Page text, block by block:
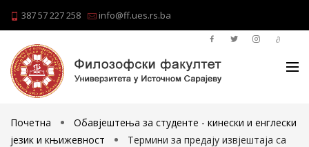
387 57 227 258 info@ff.ues.rs.ba
Почетна
Обавјештења за студенте - кинески и енглески
језик и књижевност
Термини за предају извјештаја са